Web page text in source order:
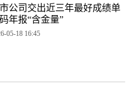
市公司交出近三年最好成绩单
年报“含金量”
05-18 16:45